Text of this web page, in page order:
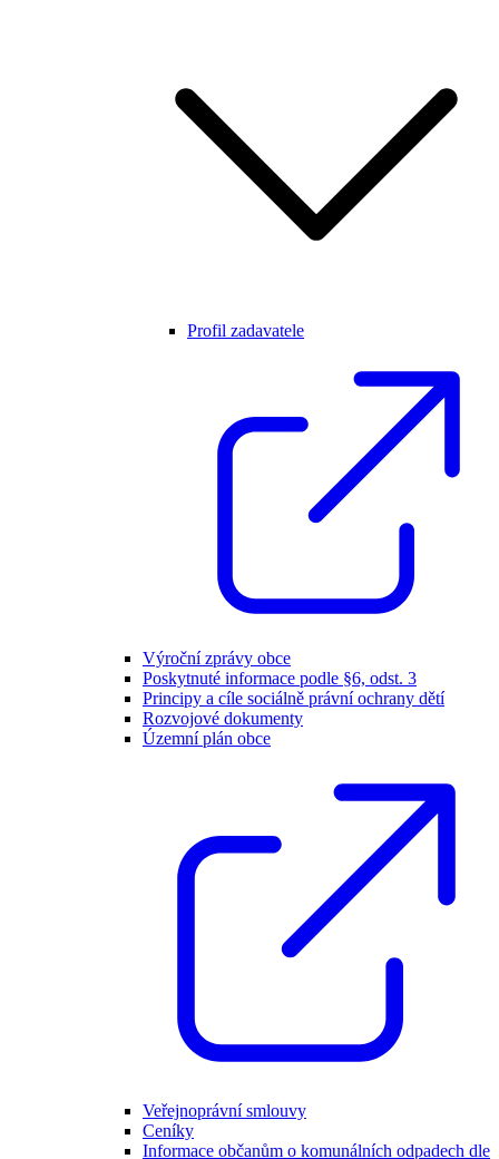
Profil zadavatele
Výroční zprávy obce
Poskytnuté informace podle §6, odst. 3
Principy a cíle sociálně právní ochrany dětí
Rozvojové dokumenty
Územní plán obce
Veřejnoprávní smlouvy
Ceníky
Informace občanům o komunálních odpadech dle